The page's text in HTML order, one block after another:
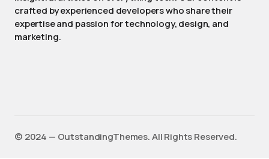
crafted by experienced developers who share their
expertise and passion for technology, design, and
marketing.
©️ 2024 — OutstandingThemes. All Rights Reserved.